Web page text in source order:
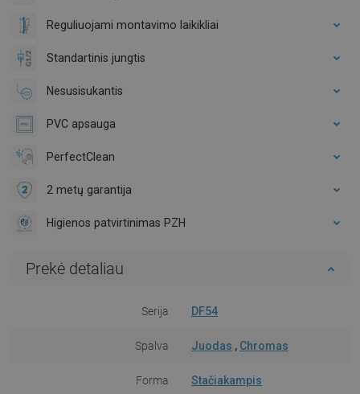
Reguliuojami montavimo laikikliai
Standartinis jungtis
Nesusisukantis
PVC apsauga
PerfectClean
2 metų garantija
Higienos patvirtinimas PZH
Prekė detaliau
Serija DF54
Spalva Juodas , Chromas
Forma Stačiakampis